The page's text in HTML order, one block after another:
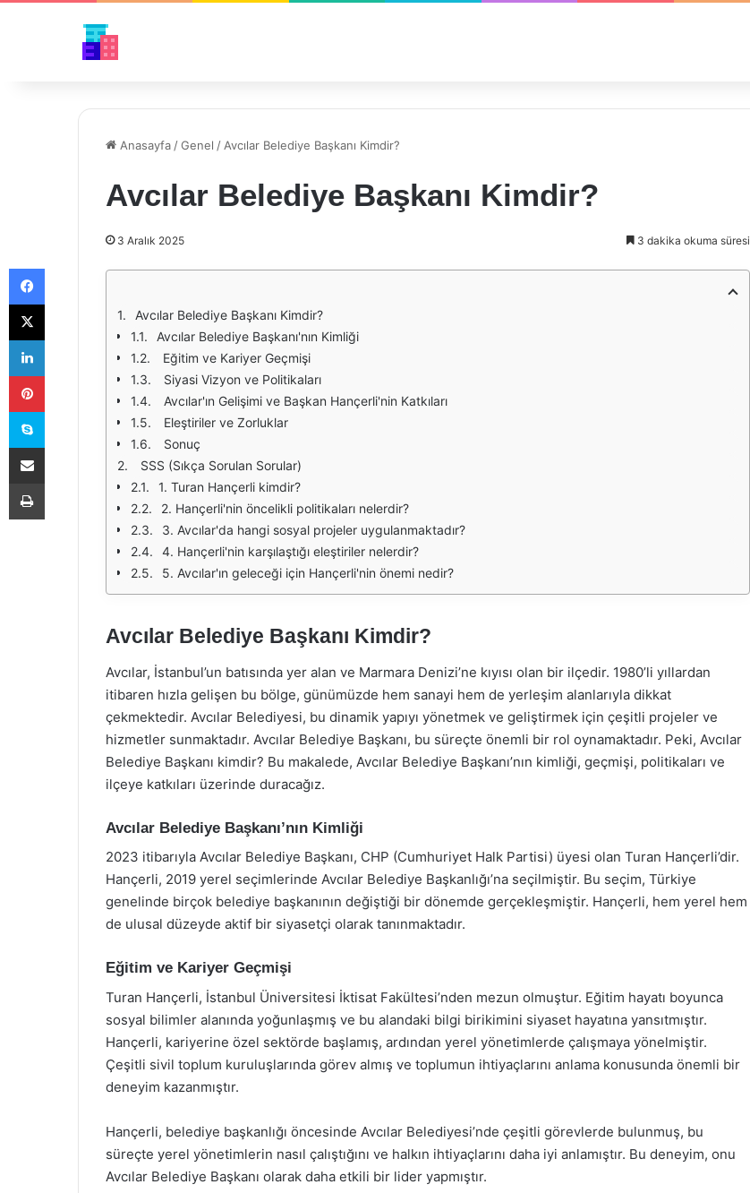
Anasayfa /Genel / Avcılar Belediye Başkanı Kimdir?
Avcılar Belediye Başkanı Kimdir?
3 Aralık 2025 3 dakika okuma süresi
Avcılar Belediye Başkanı Kimdir?
Avcılar Belediye Başkanı'nın Kimliği
Eğitim ve Kariyer Geçmişi
Siyasi Vizyon ve Politikaları
Avcılar'ın Gelişimi ve Başkan Hançerli'nin Katkıları
Eleştiriler ve Zorluklar
Sonuç
SSS (Sıkça Sorulan Sorular)
1. Turan Hançerli kimdir?
2. Hançerli'nin öncelikli politikaları nelerdir?
3. Avcılar'da hangi sosyal projeler uygulanmaktadır?
4. Hançerli'nin karşılaştığı eleştiriler nelerdir?
5. Avcılar'ın geleceği için Hançerli'nin önemi nedir?
Avcılar Belediye Başkanı Kimdir?
Avcılar, İstanbul’un batısında yer alan ve Marmara Denizi’ne kıyısı olan bir ilçedir. 1980’li yıllardan
itibaren hızla gelişen bu bölge, günümüzde hem sanayi hem de yerleşim alanlarıyla dikkat
çekmektedir. Avcılar Belediyesi, bu dinamik yapıyı yönetmek ve geliştirmek için çeşitli projeler ve
hizmetler sunmaktadır. Avcılar Belediye Başkanı, bu süreçte önemli bir rol oynamaktadır. Peki, Avcılar
Belediye Başkanı kimdir? Bu makalede, Avcılar Belediye Başkanı’nın kimliği, geçmişi, politikaları ve
ilçeye katkıları üzerinde duracağız.
Avcılar Belediye Başkanı’nın Kimliği
2023 itibarıyla Avcılar Belediye Başkanı, CHP (Cumhuriyet Halk Partisi) üyesi olan Turan Hançerli’dir.
Hançerli, 2019 yerel seçimlerinde Avcılar Belediye Başkanlığı’na seçilmiştir. Bu seçim, Türkiye
genelinde birçok belediye başkanının değiştiği bir dönemde gerçekleşmiştir. Hançerli, hem yerel hem
de ulusal düzeyde aktif bir siyasetçi olarak tanınmaktadır.
Eğitim ve Kariyer Geçmişi
Turan Hançerli, İstanbul Üniversitesi İktisat Fakültesi’nden mezun olmuştur. Eğitim hayatı boyunca
sosyal bilimler alanında yoğunlaşmış ve bu alandaki bilgi birikimini siyaset hayatına yansıtmıştır.
Hançerli, kariyerine özel sektörde başlamış, ardından yerel yönetimlerde çalışmaya yönelmiştir.
Çeşitli sivil toplum kuruluşlarında görev almış ve toplumun ihtiyaçlarını anlama konusunda önemli bir
deneyim kazanmıştır.
Hançerli, belediye başkanlığı öncesinde Avcılar Belediyesi’nde çeşitli görevlerde bulunmuş, bu
süreçte yerel yönetimlerin nasıl çalıştığını ve halkın ihtiyaçlarını daha iyi anlamıştır. Bu deneyim, onu
Avcılar Belediye Başkanı olarak daha etkili bir lider yapmıştır.
Facebook
X
LinkedIn
Pinterest
Skype
E-Posta ile paylaş